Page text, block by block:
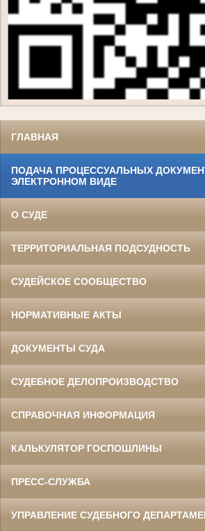
ГЛАВНАЯ
ПОДАЧА ПРОЦЕССУАЛЬНЫХ
ЭЛЕКТРОННОМ ВИДЕ
О СУДЕ
ТЕРРИТОРИАЛЬНАЯ ПОДСУДНОСТЬ
СУДЕЙСКОЕ СООБЩЕСТВО
НОРМАТИВНЫЕ АКТЫ
ДОКУМЕНТЫ СУДА
СУДЕБНОЕ ДЕЛОПРОИЗВОДСТВО
СПРАВОЧНАЯ ИНФОРМАЦИЯ
КАЛЬКУЛЯТОР ГОСПОШЛИНЫ
ПРЕСС-СЛУЖБА
УПРАВЛЕНИЕ СУДЕБНОГО